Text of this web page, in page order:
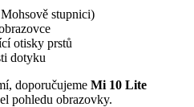
stupnici)
otisky prstů
dotyku
doporučujeme Mi 10 Lite
pohledu obrazovky.